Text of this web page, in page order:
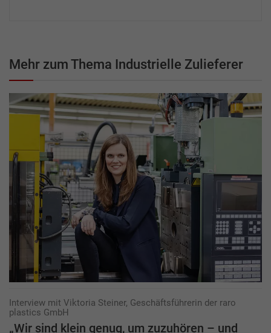
Mehr zum Thema Industrielle Zulieferer
Interview mit Viktoria Steiner, Geschäftsführerin der raro
plastics GmbH
„Wir sind klein genug, um zuzuhören – und